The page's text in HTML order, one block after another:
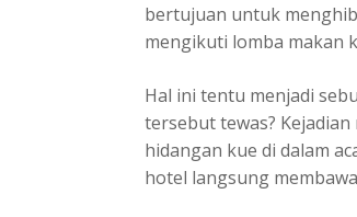
bertujuan untuk
mengikuti lomba makan
Hal ini tentu menjadi
tersebut tewas?
hidangan kue di dalam
hotel langsung